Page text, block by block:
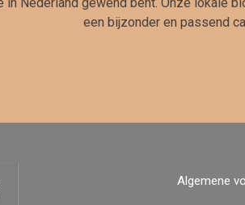
een bijzonder en passend
Algemene